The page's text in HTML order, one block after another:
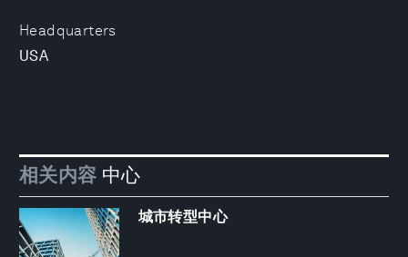
Headquarters
USA
相关内容 中心
城市转型中心